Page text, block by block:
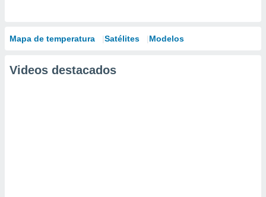
Mapa de temperatura Satélites Modelos
Videos destacados